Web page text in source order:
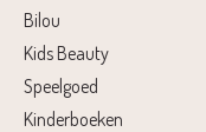
Bilou
Kids Beauty
Speelgoed
Kinderboeken